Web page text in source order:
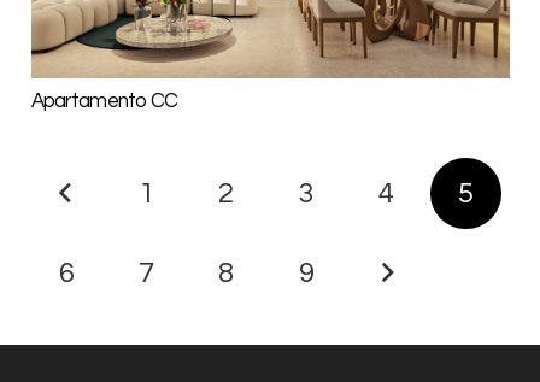
Apartamento CC
1 2 3 4 5
6 7 8 9